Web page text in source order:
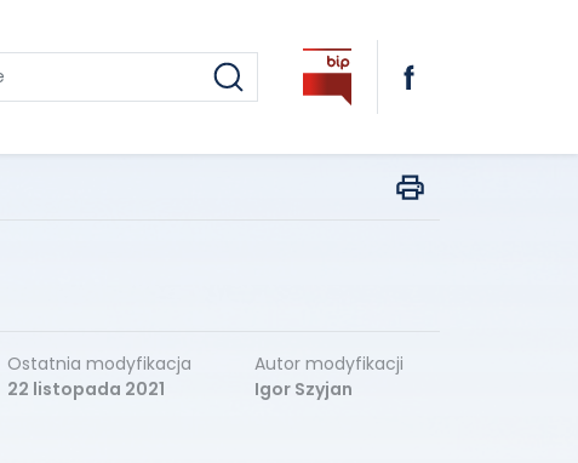
Ostatnia modyfikacja
22 listopada 2021
Autor modyfikacji
Igor Szyjan